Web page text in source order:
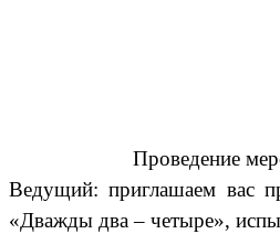
Проведение
Ведущий: приглашаем вас
«Дважды два – четыре»,